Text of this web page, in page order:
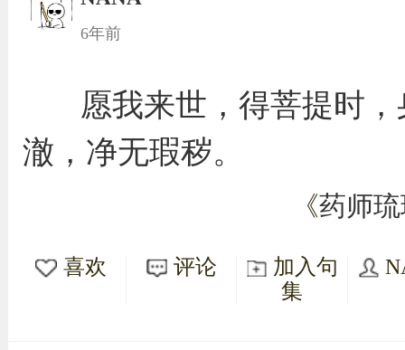
6年前
愿我来世，得菩提时
澈，净无瑕秽。
《药师
喜欢 评论
加入句
集